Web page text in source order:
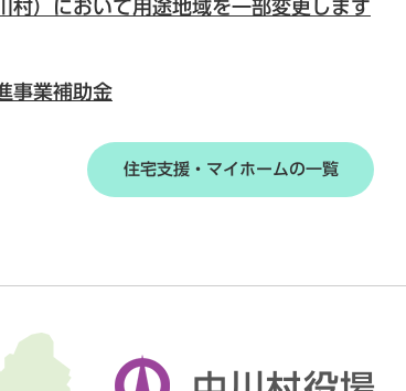
村）において用途地域を一部変更します
事業補助金
住宅支援・マイホームの一覧